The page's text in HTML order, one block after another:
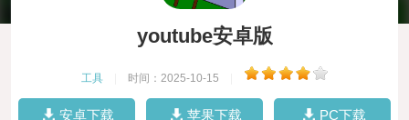
youtube安卓版
工具 时间：2025-10-15
安卓下载 苹果下载 PC下载